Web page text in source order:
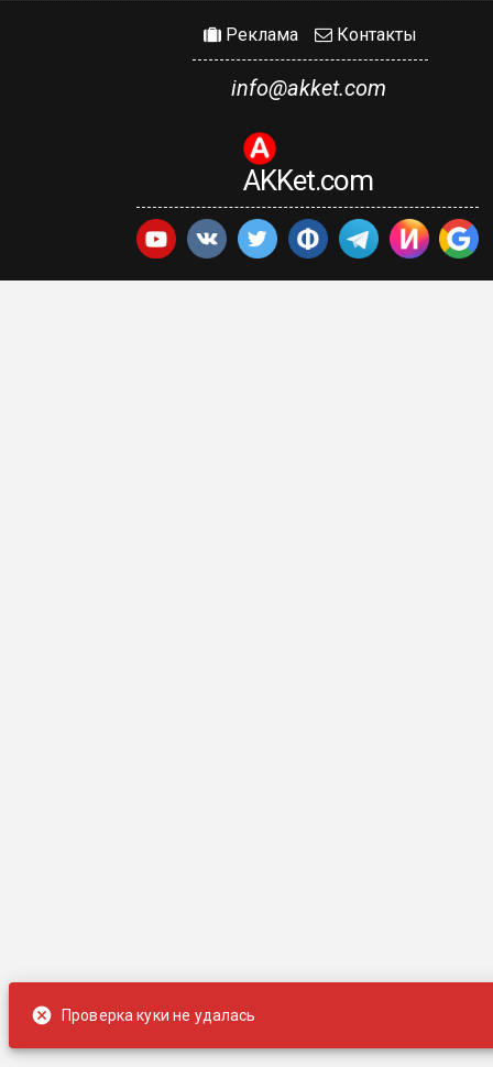
Проверка куки не удалась
Реклама Контакты
info@akket.com
AKKet.com